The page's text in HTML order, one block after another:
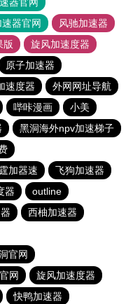
器官网
风驰加速器
版
旋风加速度器
原子加速器
速度器
外网网址导航
哔咔漫画
小美
黑洞海外npv加速梯子
加器速
飞狗加速器
器
outline
西柚加速器
官网
网
旋风加速度器
快鸭加速器